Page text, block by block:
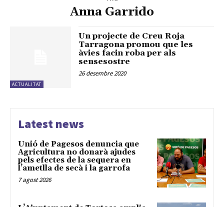
Anna Garrido
ACTUALITAT
Un projecte de Creu Roja
Tarragona promou que les
àvies facin roba per als
sensesostre
26 desembre 2020
Latest news
Unió de Pagesos denuncia que
Agricultura no donarà ajudes
pels efectes de la sequera en
l’ametlla de secà i la garrofa
7 agost 2026